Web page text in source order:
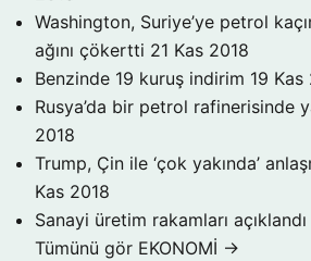
Washington, Suriye’ye petrol
ağını çökertti 21 Kas 2018
Benzinde 19 kuruş indirim 19 Kas
Rusya’da bir petrol rafinerisinde
2018
Trump, Çin ile ‘çok yakında’
Kas 2018
Sanayi üretim rakamları açıklandı
Tümünü gör EKONOMİ →